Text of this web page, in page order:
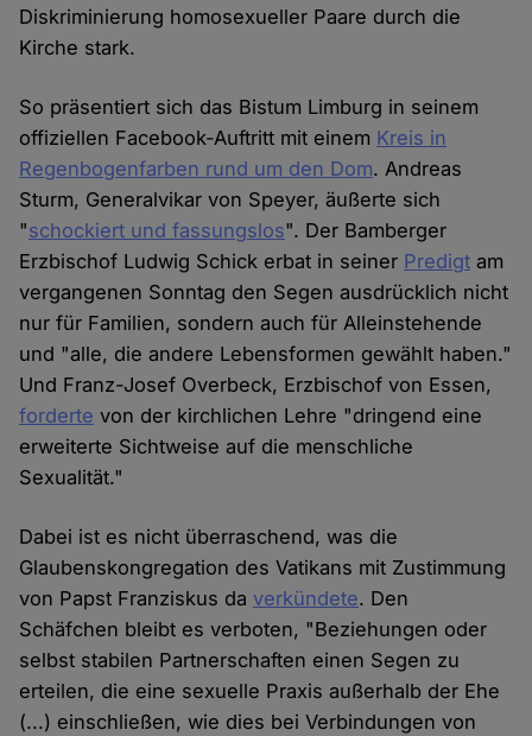
Diskriminierung homosexueller Paare durch die
Kirche stark.
So präsentiert sich das Bistum Limburg in seinem
offiziellen Facebook-Auftritt mit einem Kreis in
Regenbogenfarben rund um den Dom. Andreas
Sturm, Generalvikar von Speyer, äußerte sich
"schockiert und fassungslos". Der Bamberger
Erzbischof Ludwig Schick erbat in seiner Predigt am
vergangenen Sonntag den Segen ausdrücklich nicht
nur für Familien, sondern auch für Alleinstehende
und "alle, die andere Lebensformen gewählt haben."
Und Franz-Josef Overbeck, Erzbischof von Essen,
forderte von der kirchlichen Lehre "dringend eine
erweiterte Sichtweise auf die menschliche
Sexualität."
Dabei ist es nicht überraschend, was die
Glaubenskongregation des Vatikans mit Zustimmung
von Papst Franziskus daverkündete. Den
Schäfchen bleibt es verboten, "Beziehungen oder
selbst stabilen Partnerschaften einen Segen zu
erteilen, die eine sexuelle Praxis außerhalb der Ehe
(...) einschließen, wie dies bei Verbindungen von